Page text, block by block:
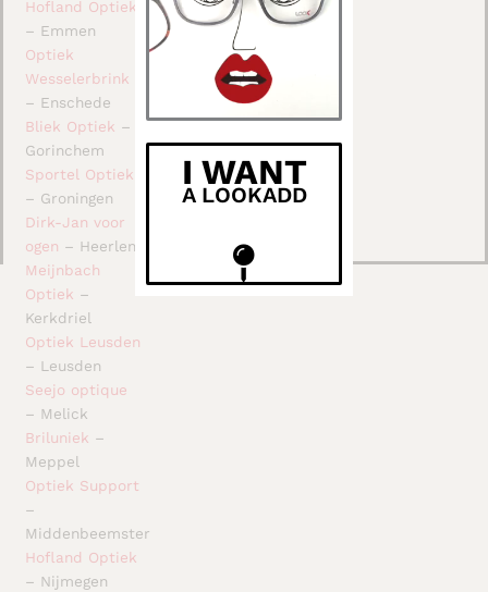
Hofland Optiek
– Emmen
Optiek
Wesselerbrink
– Enschede
Bliek Optiek –
Gorinchem
Sportel Optiek
– Groningen
Dirk-Jan voor
ogen – Heerlen
Meijnbach
Optiek –
Kerkdriel
Optiek Leusden
– Leusden
Seejo optique
– Melick
Briluniek –
Meppel
Optiek Support
–
Middenbeemster
Hofland Optiek
– Nijmegen
I WANT
A LOOKADD